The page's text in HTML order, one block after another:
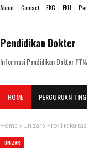
About Contact FKG FKU
Pendidikan Dokter
Informasi Pendidikan Dokter
HOME PERGURUAN
Home Unizar Profil
UNIZAR